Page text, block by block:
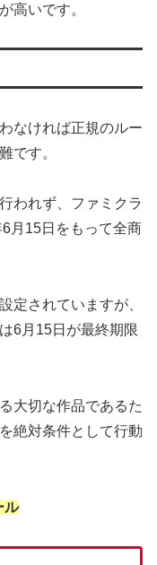
高いです。
なければ正規のルー
です。
われず、ファミクラ
月15日をもって全商
定されていますが、
6月15日が最終期限
大切な作品であるた
絶対条件として行動
ル